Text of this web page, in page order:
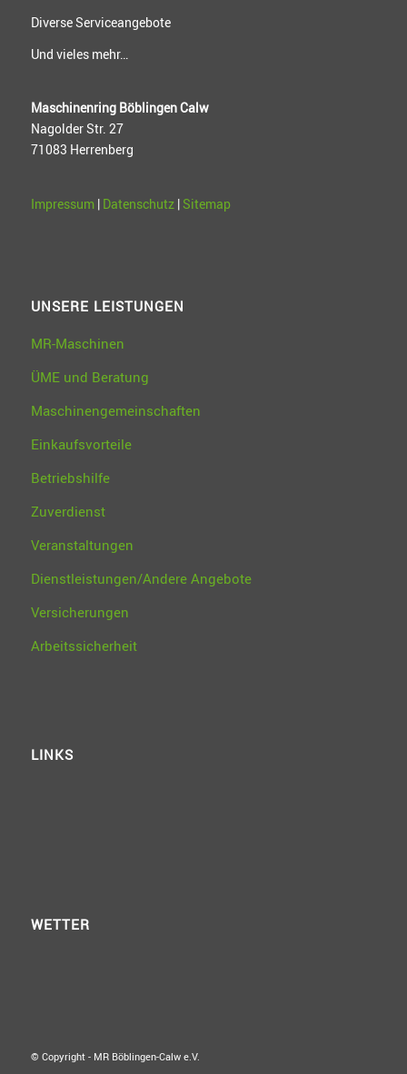
Diverse Serviceangebote
Und vieles mehr…
Maschinenring Böblingen Calw
Nagolder Str. 27
71083 Herrenberg
Impressum| Datenschutz| Sitemap
UNSERE LEISTUNGEN
MR-Maschinen
ÜME und Beratung
Maschinengemeinschaften
Einkaufsvorteile
Betriebshilfe
Zuverdienst
Veranstaltungen
Dienstleistungen/Andere Angebote
Versicherungen
Arbeitssicherheit
LINKS
WETTER
© Copyright - MR Böblingen-Calw e.V.